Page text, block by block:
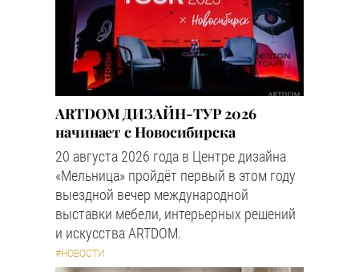
ARTDOM ДИЗАЙН-ТУР 2026
начинает с Новосибирска
20 августа 2026 года в Центре дизайна
«Мельница» пройдёт первый в этом году
выездной вечер международной
выставки мебели, интерьерных решений
и искусства ARTDOM.
#НОВОСТИ